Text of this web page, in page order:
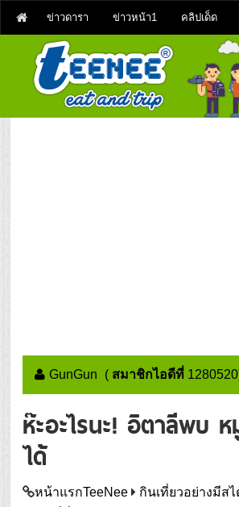
ข่าวดารา ข่าวหน้า1 คลิปเด็ด
GunGun ( สมาชิกไอดีที่ 1280520
ห๊ะอะไรนะ! อิตาลีพบ
ได้
หน้าแรกTeeNee กินเที่ยวอย่างมีสไ